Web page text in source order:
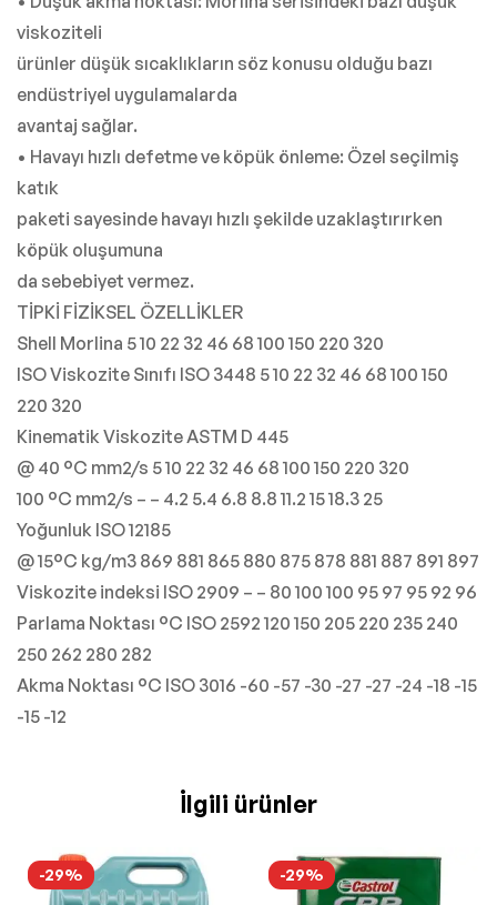
viskoziteli
ürünler düşük sıcaklıkların söz konusu olduğu bazı
endüstriyel uygulamalarda
avantaj sağlar.
• Havayı hızlı defetme ve köpük önleme: Özel seçilmiş
katık
paketi sayesinde havayı hızlı şekilde uzaklaştırırken
köpük oluşumuna
da sebebiyet vermez.
TİPKİ FİZİKSEL ÖZELLİKLER
Shell Morlina 5 10 22 32 46 68 100 150 220 320
ISO Viskozite Sınıfı ISO 3448 5 10 22 32 46 68 100 150
220 320
Kinematik Viskozite ASTM D 445
@ 40 °C mm2/s 5 10 22 32 46 68 100 150 220 320
100 °C mm2/s – – 4.2 5.4 6.8 8.8 11.2 15 18.3 25
Yoğunluk ISO 12185
@ 15°C kg/m3 869 881 865 880 875 878 881 887 891 897
Viskozite indeksi ISO 2909 – – 80 100 100 95 97 95 92 96
Parlama Noktası °C ISO 2592 120 150 205 220 235 240
250 262 280 282
Akma Noktası °C ISO 3016 -60 -57 -30 -27 -27 -24 -18 -15
-15 -12
İlgili ürünler
-29% -29%